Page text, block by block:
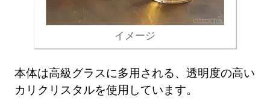
イメージ
本体は高級グラスに多用される、透明度の高い
カリクリスタルを使用しています。